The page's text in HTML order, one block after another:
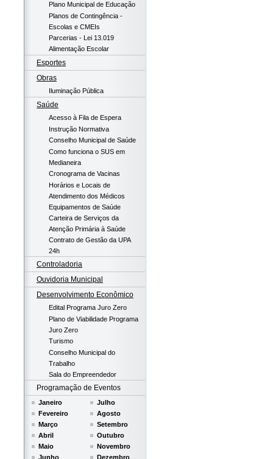
Plano Municipal de Educação
Planos de Contingência -
Escolas e CMEIs
Parcerias - Lei 13.019
Alimentação Escolar
Esportes
Obras
Iluminação Pública
Saúde
Acesso à Fila de Espera
Instrução Normativa
Conselho Municipal de Saúde
Como funciona o SUS em
Medianeira
Cronograma de Vacinas
Horários e Locais de
Atendimento dos Médicos
Equipamentos de Saúde
Carteira de Serviços da
Atenção Primária à Saúde
Contrato de Gestão da UPA
24h
Controladoria
Ouvidoria Municipal
Desenvolvimento Econômico
Edital Programa Juro Zero
Plano de Viabilidade Programa
Juro Zero
Turismo
Conselho Municipal do
Trabalho
Sala do Empreendedor
Programação de Eventos
Janeiro
Fevereiro
Março
Abril
Maio
Junho
Julho
Agosto
Setembro
Outubro
Novembro
Dezembro